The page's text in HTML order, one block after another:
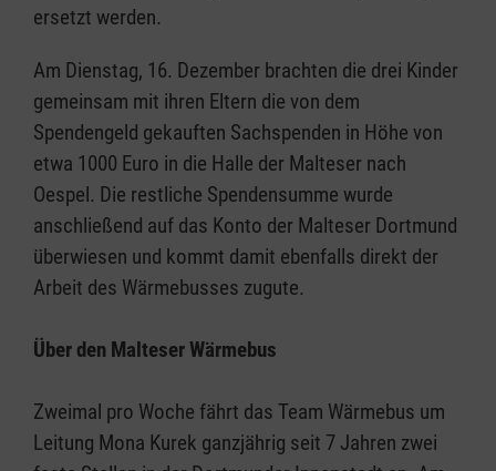
ersetzt werden.
Am Dienstag, 16. Dezember brachten die drei Kinder
gemeinsam mit ihren Eltern die von dem
Spendengeld gekauften Sachspenden in Höhe von
etwa 1000 Euro in die Halle der Malteser nach
Oespel. Die restliche Spendensumme wurde
anschließend auf das Konto der Malteser Dortmund
überwiesen und kommt damit ebenfalls direkt der
Arbeit des Wärmebusses zugute.
Über den Malteser Wärmebus
Zweimal pro Woche fährt das Team Wärmebus um
Leitung Mona Kurek ganzjährig seit 7 Jahren zwei